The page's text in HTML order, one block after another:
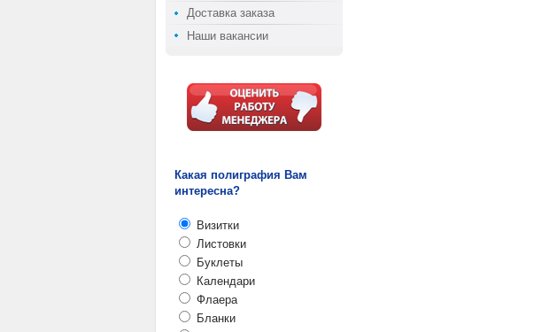
Доставка заказа
Наши вакансии
Какая полиграфия Вам
интересна?
Визитки
Листовки
Буклеты
Календари
Флаера
Бланки